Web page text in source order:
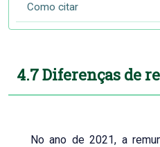
Como citar
4.7 Diferenças de
No ano de 2021, a